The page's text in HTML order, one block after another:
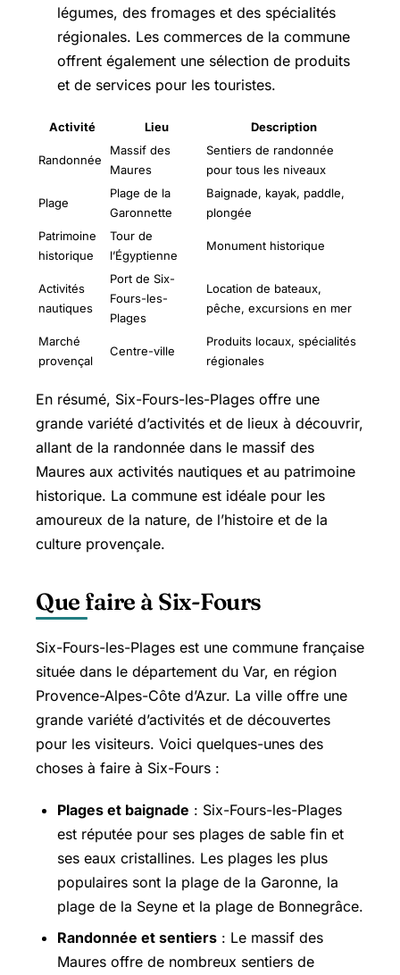
légumes, des fromages et des spécialités
régionales. Les commerces de la commune
offrent également une sélection de produits
et de services pour les touristes.
Activité Lieu Description
Randonnée
Massif des
Maures
Sentiers de randonnée
pour tous les niveaux
Plage
Plage de la
Garonnette
Baignade, kayak, paddle,
plongée
Patrimoine
historique
Tour de
l’Égyptienne
Monument historique
Activités
nautiques
Port de Six-
Fours-les-
Plages
Location de bateaux,
pêche, excursions en mer
Marché
provençal
Centre-ville
Produits locaux, spécialités
régionales
En résumé, Six-Fours-les-Plages offre une
grande variété d’activités et de lieux à découvrir,
allant de la randonnée dans le massif des
Maures aux activités nautiques et au patrimoine
historique. La commune est idéale pour les
amoureux de la nature, de l’histoire et de la
culture provençale.
Que faire à Six-Fours
Six-Fours-les-Plages est une commune française
située dans le département du Var, en région
Provence-Alpes-Côte d’Azur. La ville offre une
grande variété d’activités et de découvertes
pour les visiteurs. Voici quelques-unes des
choses à faire à Six-Fours :
Plages et baignade : Six-Fours-les-Plages
est réputée pour ses plages de sable fin et
ses eaux cristallines. Les plages les plus
populaires sont la plage de la Garonne, la
plage de la Seyne et la plage de Bonnegrâce.
Randonnée et sentiers : Le massif des
Maures offre de nombreux sentiers de